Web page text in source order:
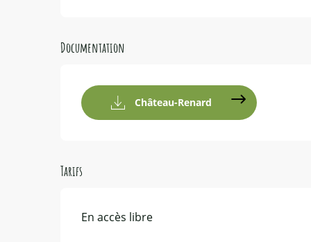
Documentation
Château-Renard
Tarifs
En accès libre